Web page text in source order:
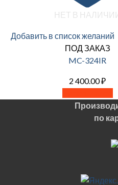
Добавить в список желаний
НЕТ В
ПОД ЗАКАЗ
MC-324IR
2 400.00₽
по